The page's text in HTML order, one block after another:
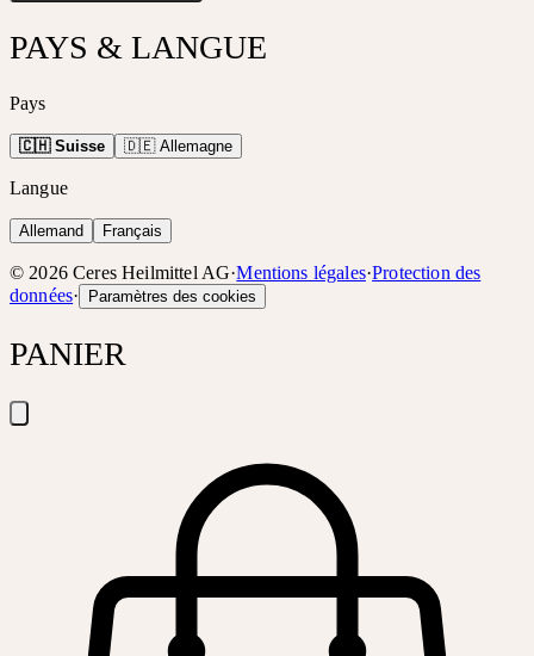
PAYS & LANGUE
Pays
🇨🇭 Suisse 🇩🇪 Allemagne
Langue
Allemand Français
© 2026 Ceres Heilmittel AG·Mentions légales·Protection des
données· Paramètres des cookies
PANIER